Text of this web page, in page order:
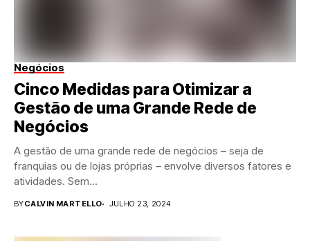
Negócios
Cinco Medidas para Otimizar a
Gestão de uma Grande Rede de
Negócios
A gestão de uma grande rede de negócios – seja de
franquias ou de lojas próprias – envolve diversos fatores e
atividades. Sem...
BYCALVIN MARTELLO JULHO 23, 2024